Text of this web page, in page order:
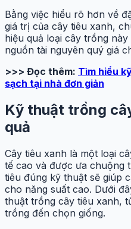
Bằng việc hiểu rõ hơn về
giá trị của cây tiêu xanh,
hiệu quả loại cây trồng
nguồn tài nguyên quý giá
>>> Đọc thêm: Tìm hiểu
sạch tại nhà đơn giản
Kỹ thuật trồng
quả
Cây tiêu xanh là một loại
tế cao và được ưa chuộng
tiêu đúng kỹ thuật sẽ giúp
cho năng suất cao. Dưới
thuật trồng cây tiêu xanh,
trồng đến chọn giống.